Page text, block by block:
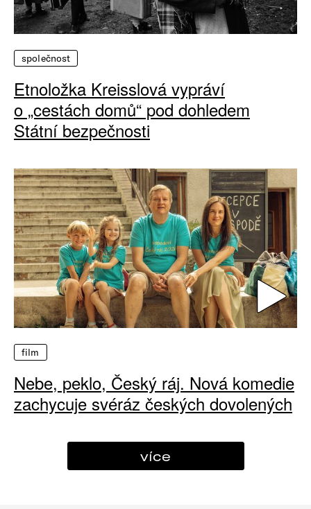
společnost
Etnoložka Kreisslová vypráví
o „cestách domů“ pod dohledem
Státní bezpečnosti
film
Nebe, peklo, Český ráj. Nová komedie
zachycuje svéráz českých dovolených
více